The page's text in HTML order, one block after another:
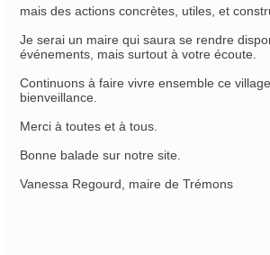
mais des actions concrètes, utiles, et
Je serai un maire qui saura se rendre
événements, mais surtout à votre écoute.
Continuons à faire vivre ensemble ce
bienveillance.
Merci à toutes et à tous.
Bonne balade sur notre site.
Vanessa Regourd, maire de Trémons